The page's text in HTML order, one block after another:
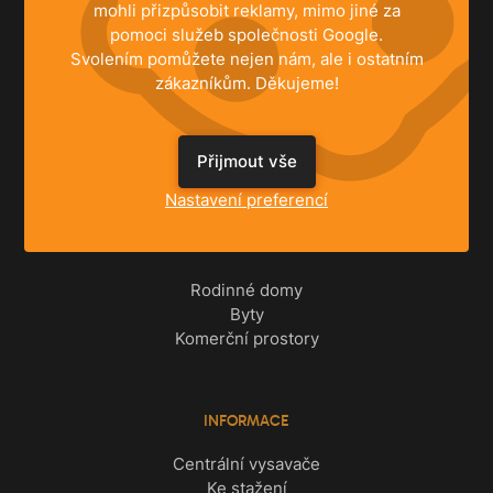
Rodinné domy
Byty
Komerční prostory
INFORMACE
Centrální vysavače
Ke stažení
mohli přizpůsobit reklamy, mimo jiné za
pomoci služeb společnosti Google.
Svolením pomůžete nejen nám, ale i ostatním
zákazníkům. Děkujeme!
Nastavení preferencí
Přijmout vše